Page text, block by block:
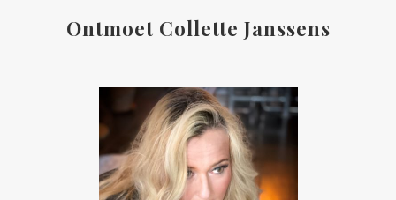
Ontmoet Collette Janssens